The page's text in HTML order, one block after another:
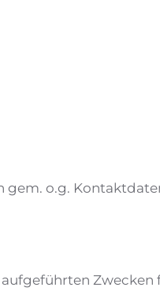
gem. o.g.